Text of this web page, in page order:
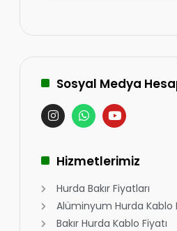
Sosyal Medya
Hizmetlerimiz
Hurda Bakır Fiyatları
Alüminyum Hurda Kablo
Bakır Hurda Kablo Fiyatı